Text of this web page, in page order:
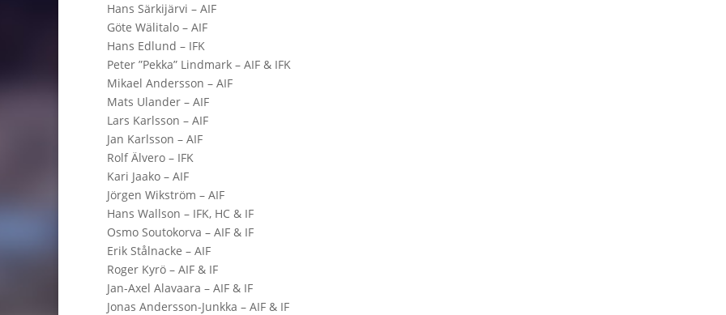
Hans Särkijärvi – AIF
Göte Wälitalo – AIF
Hans Edlund – IFK
Peter ”Pekka” Lindmark – AIF & IFK
Mikael Andersson – AIF
Mats Ulander – AIF
Lars Karlsson – AIF
Jan Karlsson – AIF
Rolf Älvero – IFK
Kari Jaako – AIF
Jörgen Wikström – AIF
Hans Wallson – IFK, HC & IF
Osmo Soutokorva – AIF & IF
Erik Stålnacke – AIF
Roger Kyrö – AIF & IF
Jan-Axel Alavaara – AIF & IF
Jonas Andersson-Junkka – AIF & IF